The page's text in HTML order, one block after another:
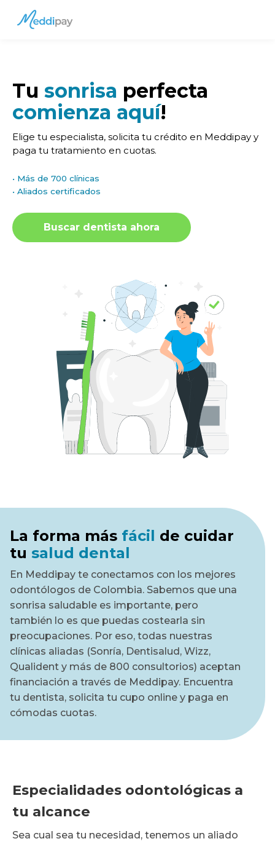
Saltar al contenido principal
Tu sonrisa perfecta
comienza aquí!
Elige tu especialista, solicita tu crédito en Meddipay y
paga tu tratamiento en cuotas.
• Más de 700 clínicas
• Aliados certificados
Buscar dentista ahora
La forma más fácil de cuidar
tu salud dental
En Meddipay te conectamos con los mejores
odontólogos de Colombia. Sabemos que una
sonrisa saludable es importante, pero
también lo es que puedas costearla sin
preocupaciones. Por eso, todas nuestras
clínicas aliadas (Sonría, Dentisalud, Wizz,
Qualident y más de 800 consultorios) aceptan
financiación a través de Meddipay. Encuentra
tu dentista, solicita tu cupo online y paga en
cómodas cuotas.
Especialidades odontológicas a
tu alcance
Sea cual sea tu necesidad, tenemos un aliado